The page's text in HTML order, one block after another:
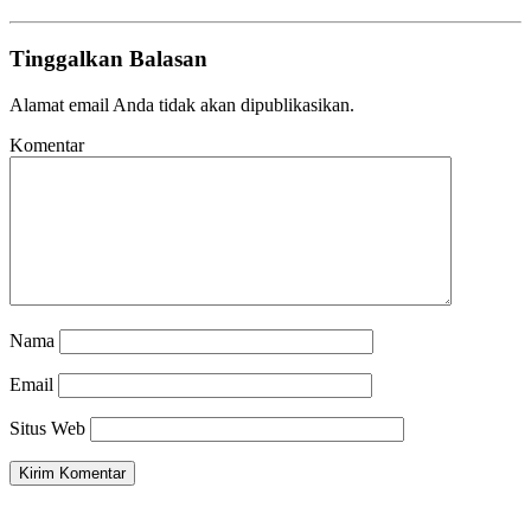
Tinggalkan Balasan
Alamat email Anda tidak akan dipublikasikan.
Komentar
Nama
Email
Situs Web